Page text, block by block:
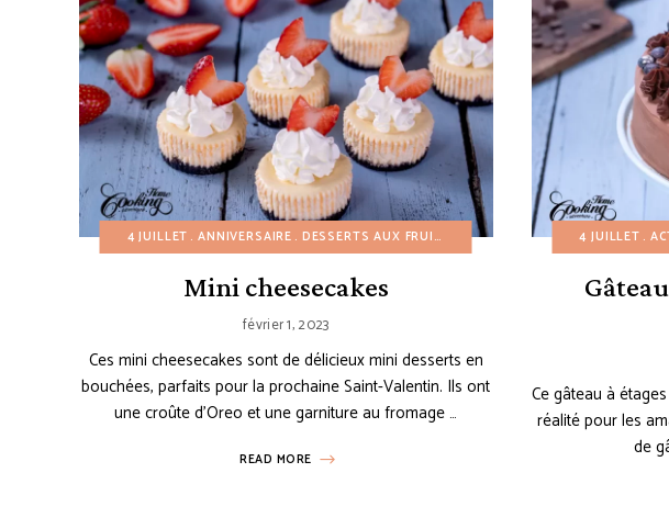
4 JUILLET ANNIVERSAIRE DESSERTS AUX FRUITS DESSERTS FACILES ÉTÉ
Mini cheesecakes
février 1, 2023
Ces mini cheesecakes sont de délicieux mini desserts en
bouchées, parfaits pour la prochaine Saint-Valentin. Ils ont
une croûte d’Oreo et une garniture au fromage …
READ MORE
4 JUILLET
Ce gâteau à
réalité pour les
de